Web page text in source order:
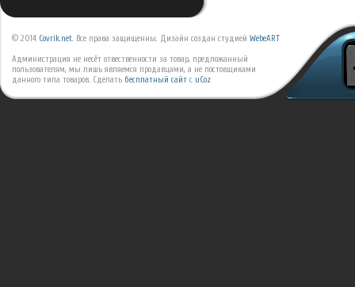
© 2014 Covrik.net. Все права защищенны. Дизайн создан студией WebeART
Администрация не несёт отвественности за товар, предложанный
пользователям, мы лишь являемся продавцами, а не постовщиками
данного типа товаров. Сделать бесплатный сайт с uCoz